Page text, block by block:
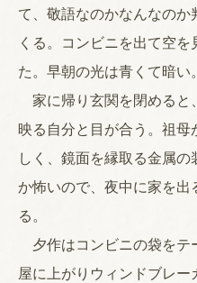
て、敬語なのかなんなの
くる。コンビニを出て空
た。早朝の光は青くて暗い。
家に帰り玄関を閉めると
映る自分と目が合う。祖母
しく、鏡面を縁取る金属
か怖いので、夜中に家を
る。
夕作はコンビニの袋をテ
屋に上がりウィンドブレ